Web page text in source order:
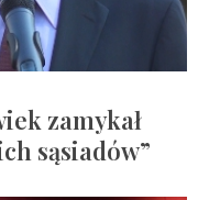
zamykał
sąsiadów”